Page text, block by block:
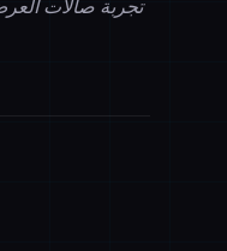
تجربة صالات